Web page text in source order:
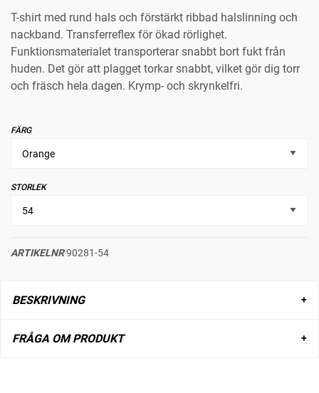
T-shirt med rund hals och förstärkt ribbad halslinning och
nackband. Transferreflex för ökad rörlighet.
Funktionsmaterialet transporterar snabbt bort fukt från
huden. Det gör att plagget torkar snabbt, vilket gör dig torr
och fräsch hela dagen. Krymp- och skrynkelfri.
FÄRG
STORLEK
ARTIKELNR90281-54
BESKRIVNING
FRÅGA OM PRODUKT